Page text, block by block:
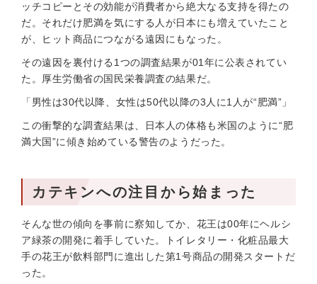
ッチコピーとその効能が消費者から絶大なる支持を得たの
だ。それだけ肥満を気にする人が日本にも増えていたこと
が、ヒット商品につながる遠因にもなった。
その遠因を裏付ける1つの調査結果が01年に公表されてい
た。厚生労働省の国民栄養調査の結果だ。
「男性は30代以降、女性は50代以降の3人に1人が“肥満”」
この衝撃的な調査結果は、日本人の体格も米国のように“肥
満大国”に傾き始めている警告のようだった。
カテキンへの注目から始まった
そんな世の傾向を事前に察知してか、花王は00年にヘルシ
ア緑茶の開発に着手していた。トイレタリー・化粧品最大
手の花王が飲料部門に進出した第1号商品の開発スタートだ
った。